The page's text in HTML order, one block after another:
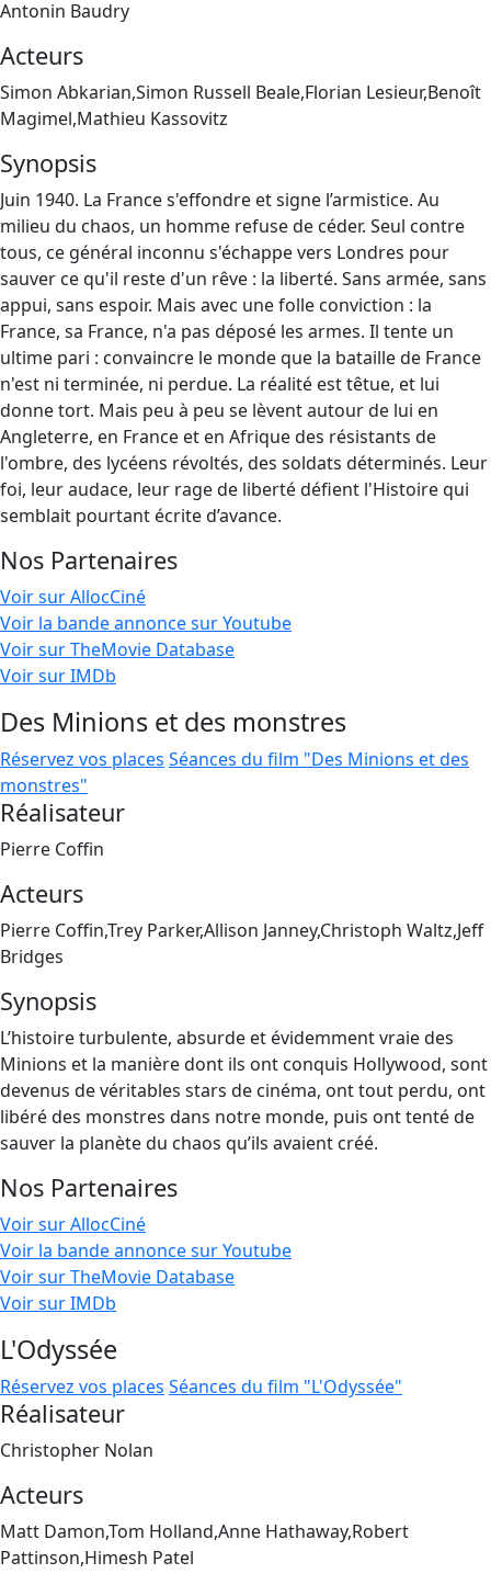
Antonin Baudry
Acteurs
Simon Abkarian,Simon Russell Beale,Florian Lesieur,Benoît
Magimel,Mathieu Kassovitz
Synopsis
Juin 1940. La France s'effondre et signe l’armistice. Au
milieu du chaos, un homme refuse de céder. Seul contre
tous, ce général inconnu s'échappe vers Londres pour
sauver ce qu'il reste d'un rêve : la liberté. Sans armée, sans
appui, sans espoir. Mais avec une folle conviction : la
France, sa France, n'a pas déposé les armes. Il tente un
ultime pari : convaincre le monde que la bataille de France
n'est ni terminée, ni perdue. La réalité est têtue, et lui
donne tort. Mais peu à peu se lèvent autour de lui en
Angleterre, en France et en Afrique des résistants de
l'ombre, des lycéens révoltés, des soldats déterminés. Leur
foi, leur audace, leur rage de liberté défient l'Histoire qui
semblait pourtant écrite d’avance.
Nos Partenaires
Voir sur AllocCiné
Voir la bande annonce sur Youtube
Voir sur TheMovie Database
Voir sur IMDb
Des Minions et des monstres
Réservez vos places Séances du film "Des Minions et des
monstres"
Réalisateur
Pierre Coffin
Acteurs
Pierre Coffin,Trey Parker,Allison Janney,Christoph Waltz,Jeff
Bridges
Synopsis
L’histoire turbulente, absurde et évidemment vraie des
Minions et la manière dont ils ont conquis Hollywood, sont
devenus de véritables stars de cinéma, ont tout perdu, ont
libéré des monstres dans notre monde, puis ont tenté de
sauver la planète du chaos qu’ils avaient créé.
Nos Partenaires
Voir sur AllocCiné
Voir la bande annonce sur Youtube
Voir sur TheMovie Database
Voir sur IMDb
L'Odyssée
Réservez vos places Séances du film "L'Odyssée"
Réalisateur
Christopher Nolan
Acteurs
Matt Damon,Tom Holland,Anne Hathaway,Robert
Pattinson,Himesh Patel